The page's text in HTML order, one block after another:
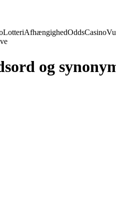
LotteriAfhængighedOddsCasino
og